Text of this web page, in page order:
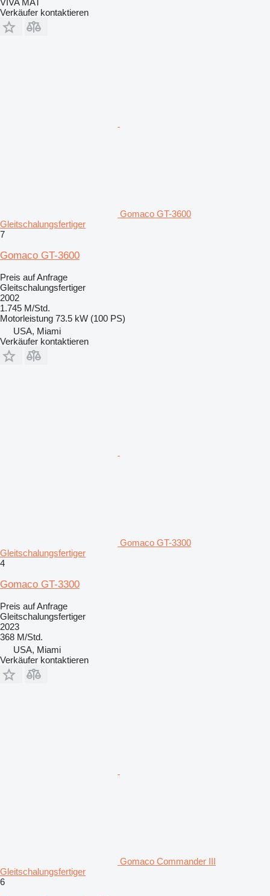
Verkäufer kontaktieren
Gomaco GT-3600
Gleitschalungsfertiger
7
Gomaco GT-3600
Preis auf Anfrage
Gleitschalungsfertiger
2002
1.745 M/Std.
Motorleistung 73.5 kW (100 PS)
USA, Miami
Verkäufer kontaktieren
Gomaco GT-3300
Gleitschalungsfertiger
4
Gomaco GT-3300
Preis auf Anfrage
Gleitschalungsfertiger
2023
368 M/Std.
USA, Miami
Verkäufer kontaktieren
Gomaco Commander III
Gleitschalungsfertiger
6